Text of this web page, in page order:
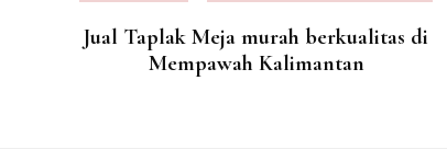
Jual Taplak Meja murah berkualitas di
Mempawah Kalimantan